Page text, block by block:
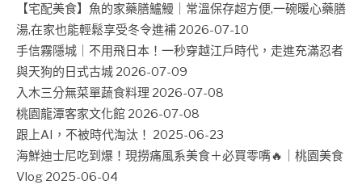
【宅配美食】魚的家藥膳鱸鰻｜常溫保存超方便,一碗暖心藥膳
湯,在家也能輕鬆享受冬令進補 2026-07-10
手信霧隱城｜不用飛日本！一秒穿越江戶時代，走進充滿忍者
與天狗的日式古城 2026-07-09
入木三分無菜單蔬食料理 2026-07-08
桃園龍潭客家文化館 2026-07-08
跟上AI，不被時代淘汰！ 2025-06-23
海鮮迪士尼吃到爆！現撈痛風系美食＋必買零嘴🔥｜桃園美食
Vlog 2025-06-04